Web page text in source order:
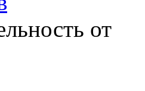
от